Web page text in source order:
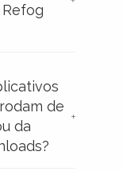
de
da